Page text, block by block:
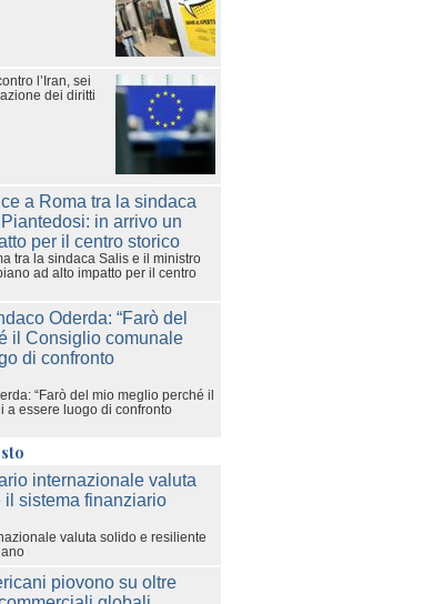
l’Iran, sei
dei diritti
tra la sindaca Salis e il ministro
ad alto impatto per il centro
“Farò del mio meglio perché il
a essere luogo di confronto
valuta solido e resiliente